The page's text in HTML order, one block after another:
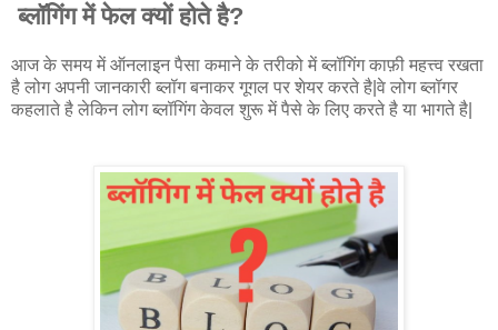
ब्लॉगिंग में फेल क्यों होते है?
आज के समय में ऑनलाइन पैसा कमाने के तरीको में ब्लॉगिंग काफ़ी महत्त्व रखता
है लोग अपनी जानकारी ब्लॉग बनाकर गूगल पर शेयर करते है|वे लोग ब्लॉगर
कहलाते है लेकिन लोग ब्लॉगिंग केवल शुरू में पैसे के लिए करते है या भागते है|